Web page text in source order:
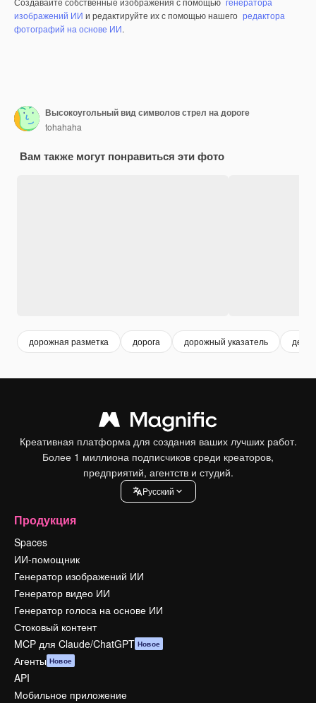
изображений ИИ и редактируйте их с помощью нашего редактора
фотографий на основе ИИ.
Высокоугольный вид символов стрел на дороге
tohahaha
Вам также могут понравиться эти фото
дорожная разметка дорога дорожный указатель день
Креативная платформа для создания ваших лучших работ.
Более 1 миллиона подписчиков среди креаторов,
предприятий, агентств и студий.
Pусский
Продукция
Spaces
ИИ-помощник
Генератор изображений ИИ
Генератор видео ИИ
Генератор голоса на основе ИИ
Стоковый контент
MCP для Claude/ChatGPT Новое
Агенты Новое
API
Мобильное приложение